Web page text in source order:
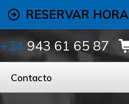
RESERVAR HORA
+34 943 61 65 87
Contacto